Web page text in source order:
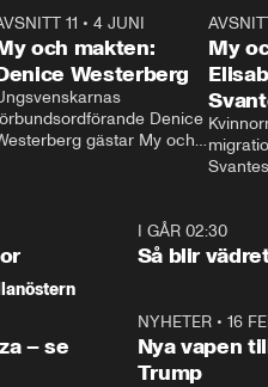
23:40
11 •4 JUNI
och makten:
Westerberg
Denice
gästar My och
My
I GÅR 02:30
Så blir
– se
NYHETER• 16
Nya vapen
Trump